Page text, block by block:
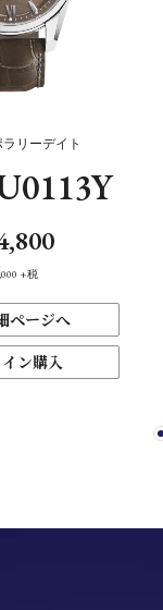
リーデイト
+税
ページへ
ン購入